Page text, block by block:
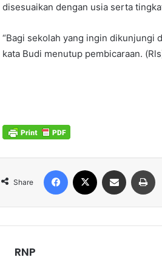
disesuaikan dengan usia serta
“Bagi sekolah yang ingin dikunjungi
kata Budi menutup pembicaraan.
Share
Facebook Share via Email
RNP